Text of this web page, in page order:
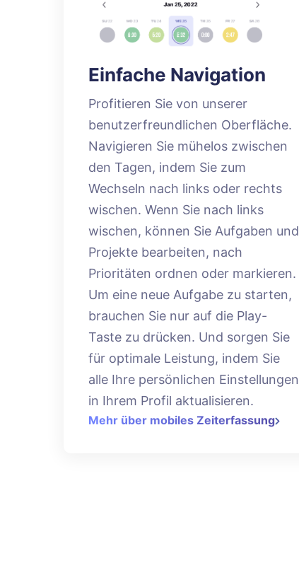
Einfache Navigation
Profitieren Sie von unserer
benutzerfreundlichen Oberfläche.
Navigieren Sie mühelos zwischen
den Tagen, indem Sie zum
Wechseln nach links oder rechts
wischen. Wenn Sie nach links
wischen, können Sie Aufgaben und
Projekte bearbeiten, nach
Prioritäten ordnen oder markieren.
Um eine neue Aufgabe zu starten,
brauchen Sie nur auf die Play-
Taste zu drücken. Und sorgen Sie
für optimale Leistung, indem Sie
alle Ihre persönlichen Einstellungen
in Ihrem Profil aktualisieren.
Mehr über mobiles Zeiterfassung